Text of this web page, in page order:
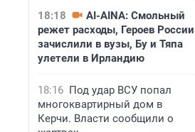
18:18
AI-AINA: Смольный
режет расходы, Героев России
зачислили в вузы, Бу и Тяпа
улетели в Ирландию
18:16 Под удар ВСУ попал
многоквартирный дом в
Керчи. Власти сообщили о